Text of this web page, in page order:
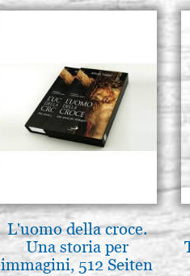
L'uomo della croce.
Una storia per
immagini, 512 Seiten